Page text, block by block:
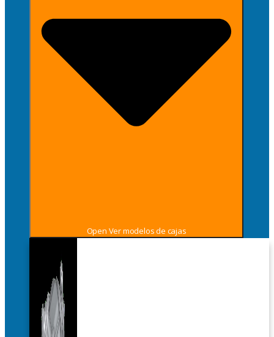
Open Ver modelos de cajas